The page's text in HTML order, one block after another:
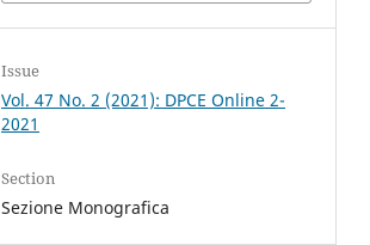
Issue
Vol. 47 No. 2 (2021): DPCE Online 2-
2021
Section
Sezione Monografica